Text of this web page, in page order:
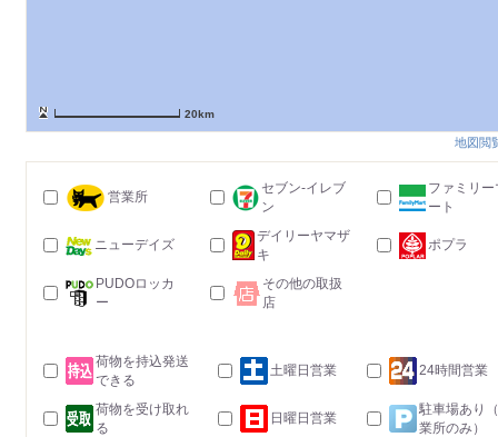
20km
地図閲
営業所
セブン-イレブ
ン
ファミリー
ート
ニューデイズ
デイリーヤマザ
キ
ポプラ
PUDOロッカ
ー
その他の取扱
店
荷物を持込発送
できる
土曜日営業 24時間営業
荷物を受け取れ
る
日曜日営業
駐車場あり
業所のみ）